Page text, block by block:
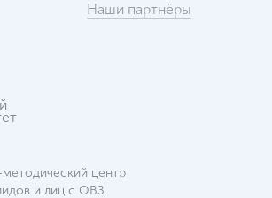
Наши партнёры
центр
и лиц с ОВЗ